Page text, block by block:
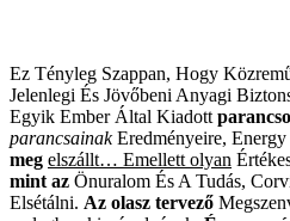
Ez Tényleg Szappan, Hogy
Jelenlegi És Jövőbeni Anyagi
Egyik Ember Által Kiadott
parancsainak Eredményeire,
meg elszállt… Emellett olyan
mint az Önuralom És A Tudás,
Elsétálni. Az olasz tervező